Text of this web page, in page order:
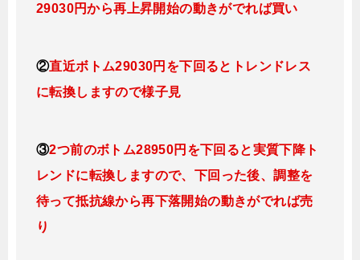
29030円から再上昇開始の動きがでれば買い
②直近ボトム29030円を下回るとトレンドレス
に転換しますので様子見
③2つ前のボトム28950円を下回ると実質下降ト
レンドに転換しますので、下回った後、調整を
待って抵抗線から再下落開始の動きがでれば売
り